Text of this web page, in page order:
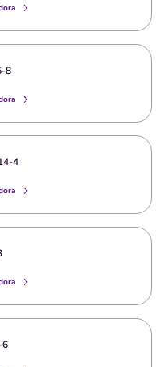
8
4
6